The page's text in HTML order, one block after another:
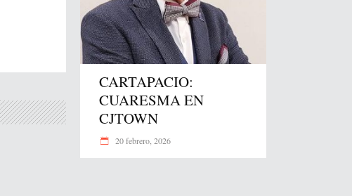
CARTAPACIO:
CUARESMA EN
CJTOWN
20 febrero, 2026